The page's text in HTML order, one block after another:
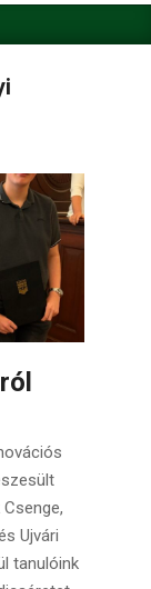
Ujvári
tanulóink